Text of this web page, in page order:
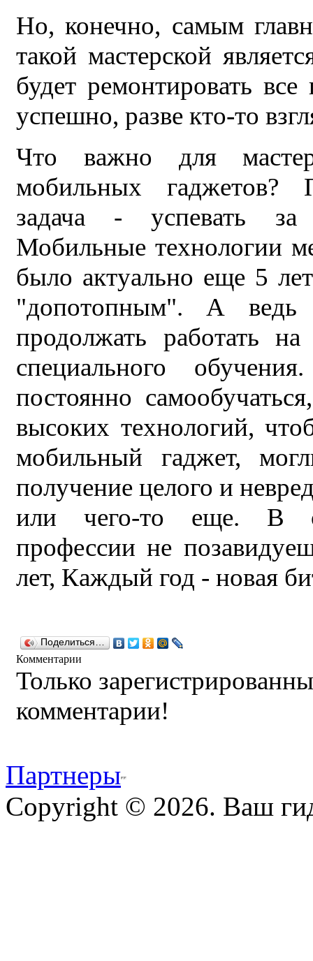
Но, конечно, самым
такой мастерской
будет ремонтировать
успешно, разве кто-то
Что важно для
мобильных гаджетов?
задача - успевать за
Мобильные технологии
было актуально еще 5
"допотопным". А
продолжать работать
специального
постоянно
высоких технологий,
мобильный гаджет,
получение целого и
или чего-то еще. В
профессии не
лет, Каждый год - новая
Поделиться…
Комментарии
Только
комментарии!
Партнеры
Copyright © 2026. Ваш